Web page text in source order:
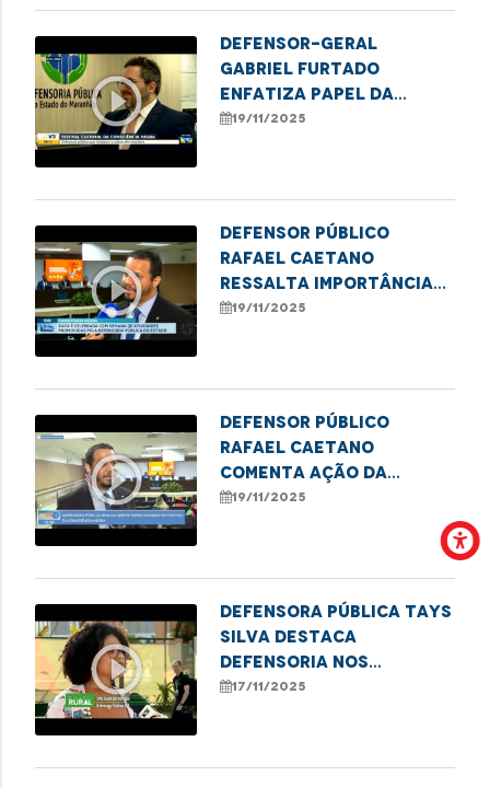
play_circle_outline
Defensor-geral
Gabriel Furtado
enfatiza papel da
DPE/MA no II Festival da
19/11/2025
play_circle_outline
Defensor público
Rafael Caetano
ressalta importância
do II Festival Cultural
19/11/2025
play_circle_outline
Defensor público
Rafael Caetano
comenta ação da
DPE/MA no II Festival da
19/11/2025
play_circle_outline
Defensora pública Tays
Silva destaca
Defensoria nos
Babaçuais durante a
17/11/2025